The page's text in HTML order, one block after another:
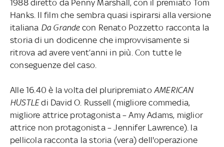
1988 diretto da Penny Marshall, con il premiato Tom
Hanks. Il film che sembra quasi ispirarsi alla versione
italiana Da Grandecon Renato Pozzetto racconta la
storia di un dodicenne che improvvisamente si
ritrova ad avere vent’anni in più. Con tutte le
conseguenze del caso.
Alle 16.40 è la volta del pluripremiato AMERICAN
HUSTLEdi David O. Russell (migliore commedia,
migliore attrice protagonista – Amy Adams, miglior
attrice non protagonista – Jennifer Lawrence). la
pellicola racconta la storia (vera) dell'operazione